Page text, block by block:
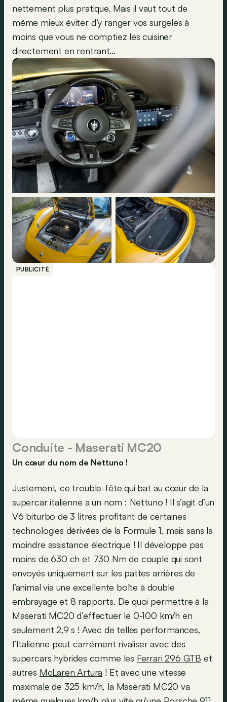
nettement plus pratique. Mais il vaut tout de
même mieux éviter d’y ranger vos surgelés à
moins que vous ne comptiez les cuisiner
directement en rentrant…
PUBLICITÉ
Conduite - Maserati MC20
Un cœur du nom de Nettuno !
Justement, ce trouble-fête qui bat au cœur de la
supercar italienne a un nom : Nettuno ! Il s’agit d’un
V6 biturbo de 3 litres profitant de certaines
technologies dérivées de la Formule 1, mais sans la
moindre assistance électrique ! Il développe pas
moins de 630 ch et 730 Nm de couple qui sont
envoyés uniquement sur les pattes arrières de
l’animal via une excellente boîte à double
embrayage et 8 rapports. De quoi permettre à la
Maserati MC20 d’effectuer le 0-100 km/h en
seulement 2,9 s ! Avec de telles performances,
l’Italienne peut carrément rivaliser avec des
supercars hybrides comme les Ferrari 296 GTB et
autres McLaren Artura ! Et avec une vitesse
maximale de 325 km/h, la Maserati MC20 va